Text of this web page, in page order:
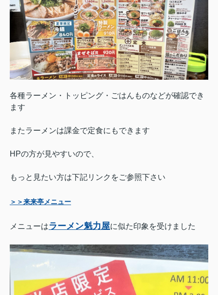
各種ラーメン・トッピング・ごはんものなどが確認でき
ます
またラーメンは課金で定食にもできます
HPの方が見やすいので、
もっと見たい方は下記リンクをご参照下さい
＞＞来来亭メニュー
メニューはラーメン魁力屋に似た印象を受けました